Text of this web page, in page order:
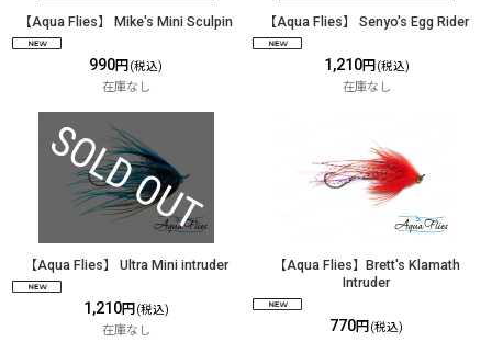
【Aqua Flies】 Mike's Mini Sculpin
990円 (税込)
在庫なし
【Aqua Flies】 Senyo's Egg Rider
1,210円 (税込)
在庫なし
【Aqua Flies】 Ultra Mini intruder
1,210円 (税込)
在庫なし
【Aqua Flies】Brett's Klamath
Intruder
770円 (税込)